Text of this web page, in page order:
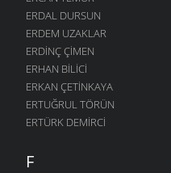
KARIŞTIN
12 AĞUSTOS 2004
BÖYLE GITMEZ KI
12 AĞUSTOS 2004
GÖZLERIM
12 AĞUSTOS 2004
12 AĞUSTOS 2004
ERDAL DURSUN
ERDEM UZAKLAR
ERDINÇ ÇIMEN
ERHAN BILICI
ERKAN ÇETINKAYA
ERTUĞRUL TÖRÜN
ERTÜRK DEMIRCI
F